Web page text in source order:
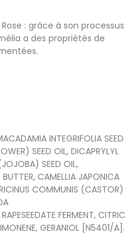
: grâce à son processus
a des propriétés de
INTEGRIFOLIA SEED
SEED OIL, DICAPRYLYL
SEED OIL,
CAMELLIA JAPONICA
COMMUNIS (CASTOR)
FERMENT, CITRIC
GERANIOL [N5401/A].